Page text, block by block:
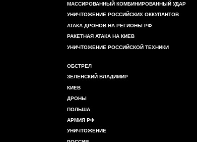
МАССИРОВАННЫЙ КОМБИНИРОВАННЫЙ УДАР
УНИЧТОЖЕНИЕ РОССИЙСКИХ ОККУПАНТОВ
АТАКА ДРОНОВ НА РЕГИОНЫ РФ
РАКЕТНАЯ АТАКА НА КИЕВ
УНИЧТОЖЕНИЕ РОССИЙСКОЙ ТЕХНИКИ
ОБСТРЕЛ
ЗЕЛЕНСКИЙ ВЛАДИМИР
КИЕВ
ДРОНЫ
ПОЛЬША
АРМИЯ РФ
УНИЧТОЖЕНИЕ